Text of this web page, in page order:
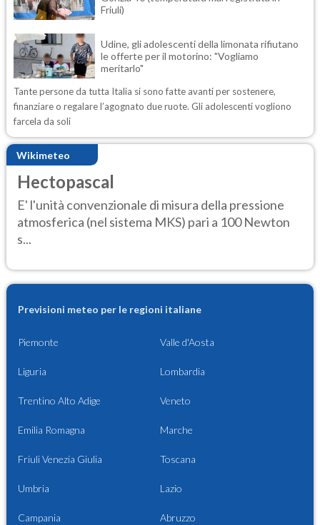
Friuli)
Udine, gli adolescenti della limonata rifiutano
le offerte per il motorino: "Vogliamo
meritarlo"
Tante persone da tutta Italia si sono fatte avanti per sostenere,
finanziare o regalare l’agognato due ruote. Gli adolescenti vogliono
farcela da soli
Wikimeteo
Hectopascal
E' l'unità convenzionale di misura della pressione
atmosferica (nel sistema MKS) pari a 100 Newton
s...
Previsioni meteo per le regioni italiane
Piemonte Valle d'Aosta
Liguria Lombardia
Trentino Alto Adige Veneto
Emilia Romagna Marche
Friuli Venezia Giulia Toscana
Umbria Lazio
Campania Abruzzo